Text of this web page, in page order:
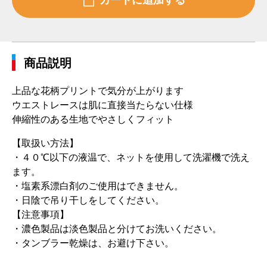
商品説明
上品な花柄プリントで気分が上がります
ウエストレースは肌に直接当たらない仕様
伸縮性のある生地でやさしくフィット
【取扱い方法】
・４０℃以下の液温で、ネットを使用して洗濯機で洗え
ます。
・塩素系漂白剤のご使用はできません。
・日陰で吊り干しをしてください。
【注意事項】
・濃色製品は淡色製品と分けてお洗いください。
・タンブラー乾燥は、お避け下さい。